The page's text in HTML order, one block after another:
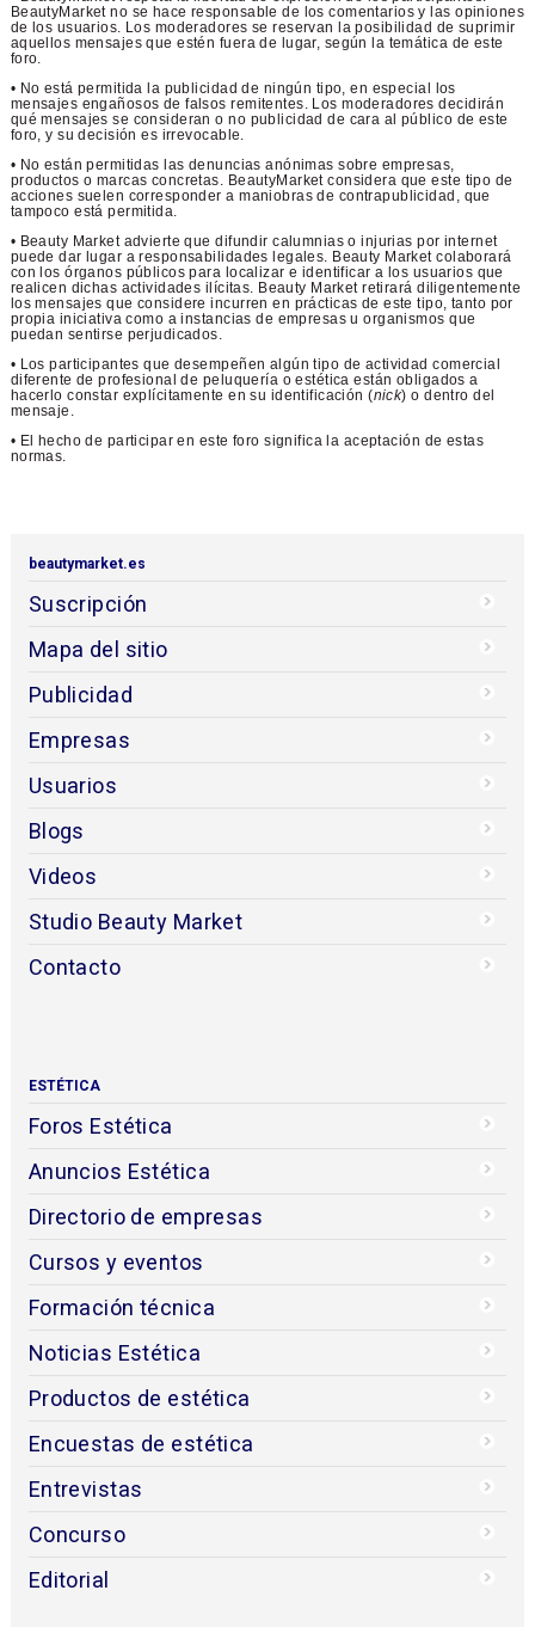
BeautyMarket no se hace responsable de los comentarios y las opiniones
de los usuarios. Los moderadores se reservan la posibilidad de suprimir
aquellos mensajes que estén fuera de lugar, según la temática de este
foro.
• No está permitida la publicidad de ningún tipo, en especial los
mensajes engañosos de falsos remitentes. Los moderadores decidirán
qué mensajes se consideran o no publicidad de cara al público de este
foro, y su decisión es irrevocable.
• No están permitidas las denuncias anónimas sobre empresas,
productos o marcas concretas. BeautyMarket considera que este tipo de
acciones suelen corresponder a maniobras de contrapublicidad, que
tampoco está permitida.
• Beauty Market advierte que difundir calumnias o injurias por internet
puede dar lugar a responsabilidades legales. Beauty Market colaborará
con los órganos públicos para localizar e identificar a los usuarios que
realicen dichas actividades ilícitas. Beauty Market retirará diligentemente
los mensajes que considere incurren en prácticas de este tipo, tanto por
propia iniciativa como a instancias de empresas u organismos que
puedan sentirse perjudicados.
• Los participantes que desempeñen algún tipo de actividad comercial
diferente de profesional de peluquería o estética están obligados a
hacerlo constar explícitamente en su identificación (nick) o dentro del
mensaje.
• El hecho de participar en este foro significa la aceptación de estas
normas.
beautymarket.es
Suscripción
Mapa del sitio
Publicidad
Empresas
Usuarios
Blogs
Videos
Studio Beauty Market
Contacto
ESTÉTICA
Foros Estética
Anuncios Estética
Directorio de empresas
Cursos y eventos
Formación técnica
Noticias Estética
Productos de estética
Encuestas de estética
Entrevistas
Concurso
Editorial